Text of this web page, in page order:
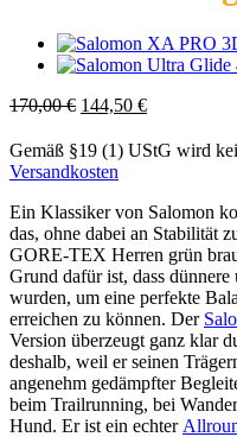
170,00€ Ursprünglicher
war:
170,00 €
144,50 €Aktueller
ist:
Gemäß §19 (1) UStG wird
Versandkosten
Ein Klassiker von Salomon
das, ohne dabei an Stabilität
GORE-TEX Herren grün
Grund dafür ist, dass
wurden, um eine perfekte
erreichen zu können. Der
Version überzeugt ganz klar
deshalb, weil er seinen
angenehm gedämpfter
beim Trailrunning, bei
Hund. Er ist ein echter